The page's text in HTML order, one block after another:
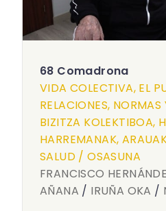
68 Comadrona
VIDA COLECTIVA, EL
RELACIONES,
BIZITZA KOLEKTIBOA,
HARREMANAK,
SALUD / OSASUNA
FRANCISCO
AÑANA / IRUÑA OKA /